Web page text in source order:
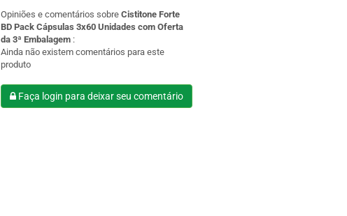
Opiniões e comentários sobre Cistitone Forte
BD Pack Cápsulas 3x60 Unidades com Oferta
da 3ª Embalagem:
Ainda não existem comentários para este
produto
Faça login para deixar seu comentário